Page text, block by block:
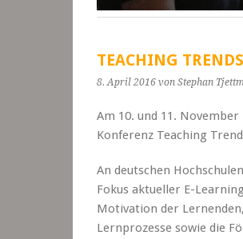
TEACHING
8. April 2016 von Stephan
Am 10. und 11. November
Konferenz Teaching
An deutschen
Fokus aktueller E-
Motivation der
Lernprozesse sowie die